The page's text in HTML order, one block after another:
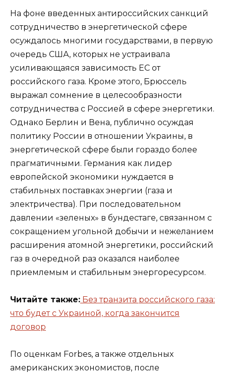
На фоне введенных антироссийских санкций
сотрудничество в энергетической сфере
осуждалось многими государствами, в первую
очередь США, которых не устраивала
усиливающаяся зависимость ЕС от
российского газа. Кроме этого, Брюссель
выражал сомнение в целесообразности
сотрудничества с Россией в сфере энергетики.
Однако Берлин и Вена, публично осуждая
политику России в отношении Украины, в
энергетической сфере были гораздо более
прагматичными. Германия как лидер
европейской экономики нуждается в
стабильных поставках энергии (газа и
электричества). При последовательном
давлении «зеленых» в бундестаге, связанном с
сокращением угольной добычи и нежеланием
расширения атомной энергетики, российский
газ в очередной раз оказался наиболее
приемлемым и стабильным энергоресурсом.
Читайте также: Без транзита российского газа:
что будет с Украиной, когда закончится
договор
По оценкам Forbes, а также отдельных
американских экономистов, после